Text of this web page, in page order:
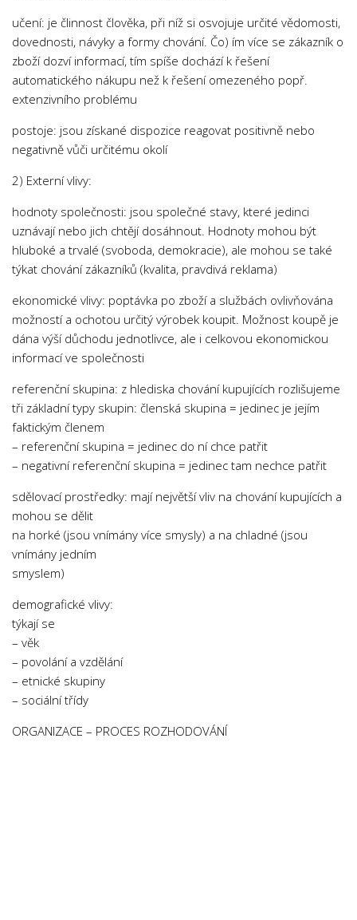
Právo
Psychologie a Sociologie
Společenské vědy
Účetnictví
Novinky
učení: je člinnost člověka, při níž si osvojuje určité vědomosti,
dovednosti, návyky a formy chování. Čo) ím více se zákazník o
zboží dozví informací, tím spíše dochází k řešení
automatického nákupu než k řešení omezeného popř.
extenzivního problému
postoje: jsou získané dispozice reagovat positivně nebo
negativně vůči určitému okolí
2) Externí vlivy:
hodnoty společnosti: jsou společné stavy, které jedinci
uznávají nebo jich chtějí dosáhnout. Hodnoty mohou být
hluboké a trvalé (svoboda, demokracie), ale mohou se také
týkat chování zákazníků (kvalita, pravdivá reklama)
ekonomické vlivy: poptávka po zboží a službách ovlivňována
možností a ochotou určitý výrobek koupit. Možnost koupě je
dána výší důchodu jednotlivce, ale i celkovou ekonomickou
informací ve společnosti
referenční skupina: z hlediska chování kupujících rozlišujeme
tři základní typy skupin: členská skupina = jedinec je jejím
faktickým členem
– referenční skupina = jedinec do ní chce patřit
– negativní referenční skupina = jedinec tam nechce patřit
sdělovací prostředky: mají největší vliv na chování kupujících a
mohou se dělit
na horké (jsou vnímány více smysly) a na chladné (jsou
vnímány jedním
smyslem)
demografické vlivy:
týkají se
– věk
– povolání a vzdělání
– etnické skupiny
– sociální třídy
ORGANIZACE – PROCES ROZHODOVÁNÍ